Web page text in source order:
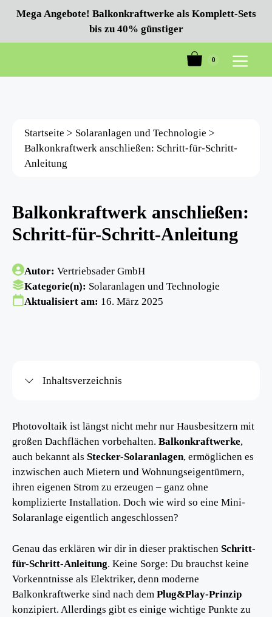
Mega Angebote! Balkonkraftwerke als Komplett-Sets
bis zu 40% günstiger
0
Menü
Startseite > Solaranlagen und Technologie >
Balkonkraftwerk anschließen: Schritt-für-Schritt-
Anleitung
Balkonkraftwerk anschließen:
Schritt-für-Schritt-Anleitung
Autor: Vertriebsader GmbH
Kategorie(n): Solaranlagen und Technologie
Aktualisiert am: 16. März 2025
Inhaltsverzeichnis
Photovoltaik ist längst nicht mehr nur Hausbesitzern mit
großen Dachflächen vorbehalten. Balkonkraftwerke,
auch bekannt als Stecker-Solaranlagen, ermöglichen es
inzwischen auch Mietern und Wohnungseigentümern,
ihren eigenen Strom zu erzeugen – ganz ohne
komplizierte Installation. Doch wie wird so eine Mini-
Solaranlage eigentlich angeschlossen?
Genau das erklären wir dir in dieser praktischen Schritt-
für-Schritt-Anleitung. Keine Sorge: Du brauchst keine
Vorkenntnisse als Elektriker, denn moderne
Balkonkraftwerke sind nach dem Plug&Play-Prinzip
konzipiert. Allerdings gibt es einige wichtige Punkte zu